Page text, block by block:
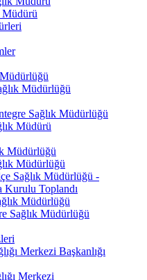
Müdürü
Müdürlüğü
Sağlık Müdürlüğü
Müdürü
Müdürlüğü
Müdürlüğü
Sağlık Müdürlüğü -
Kurulu Toplandı
Müdürlüğü
Sağlık Müdürlüğü
Merkezi Başkanlığı
Merkezi